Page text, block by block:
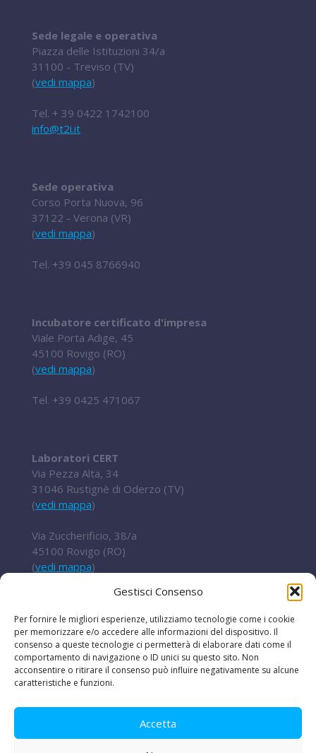
Gestisci Consenso
Per fornire le migliori esperienze, utilizziamo tecnologie come i cookie
per memorizzare e/o accedere alle informazioni del dispositivo. Il
consenso a queste tecnologie ci permetterà di elaborare dati come il
comportamento di navigazione o ID unici su questo sito. Non
acconsentire o ritirare il consenso può influire negativamente su alcune
caratteristiche e funzioni.
Accetta
Sede legale e operativa
Piazza delle Istituzioni 34/a
31100 - Treviso (TV)
(vedi mappa)
Tel. + 39 0422 1742100
info@t2i.it
Sede operativa
Corso Porta Nuova, 96
37122 - Verona (VR)
(vedi mappa)
Tel. +39 045 8766940
Incubatore certificato d'impresa
Viale Porta Adige, 45
45100 Rovigo (RO)
(vedi mappa)
Tel. +39 0425 471067
Laboratori CERT
Via Pezza Alta, 34
31046 Rustignè di Oderzo (TV)
(vedi mappa)
Via Zuccherificio, 38/a
45100 Rovigo (RO)
(vedi mappa)
+ 39 0422 852016
cert@t2i.it
Codice Fiscale / Partita IVA 04636360267
Organismo di ricerca Reg.UE 651/2014